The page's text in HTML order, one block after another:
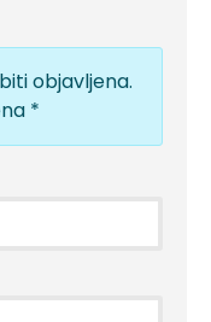
objavljena.
*